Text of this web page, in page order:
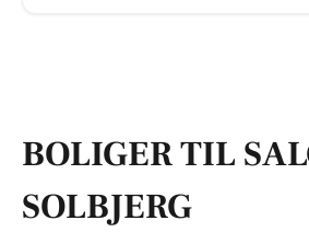
BOLIGER TIL
SOLBJERG